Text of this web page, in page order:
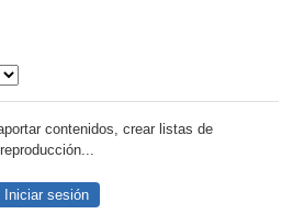
contenidos, crear listas de
reproducción...
Iniciar sesión